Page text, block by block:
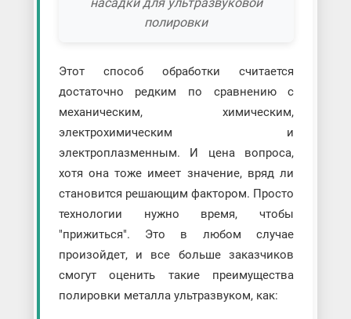
насадки для ультразвуковой
полировки
Этот способ обработки считается
достаточно редким по сравнению с
механическим, химическим,
электрохимическим и
электроплазменным. И цена вопроса,
хотя она тоже имеет значение, вряд ли
становится решающим фактором. Просто
технологии нужно время, чтобы
"прижиться". Это в любом случае
произойдет, и все больше заказчиков
смогут оценить такие преимущества
полировки металла ультразвуком, как: